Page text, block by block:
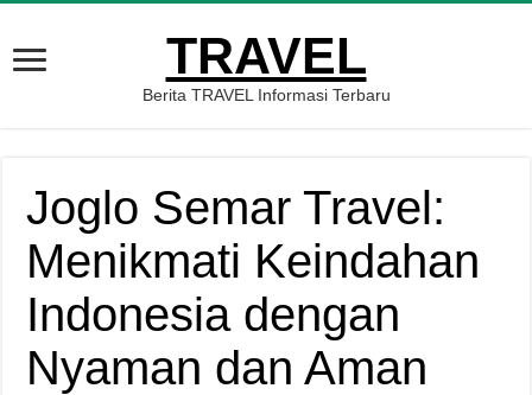
TRAVEL
Berita TRAVEL Informasi Terbaru
Joglo Semar Travel:
Menikmati Keindahan
Indonesia dengan
Nyaman dan Aman